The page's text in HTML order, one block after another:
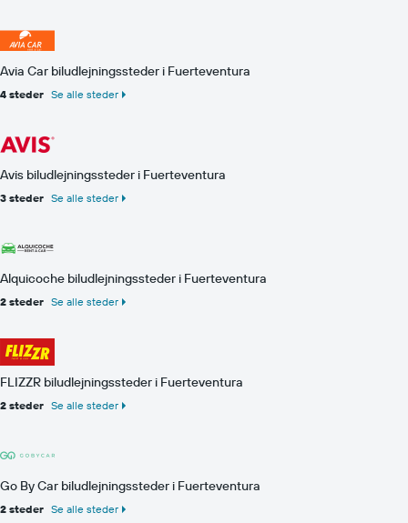
Avia Car biludlejningssteder i Fuerteventura
4 steder Se alle steder
Avis biludlejningssteder i Fuerteventura
3 steder Se alle steder
Alquicoche biludlejningssteder i Fuerteventura
2 steder Se alle steder
FLIZZR biludlejningssteder i Fuerteventura
2 steder Se alle steder
Go By Car biludlejningssteder i Fuerteventura
2 steder Se alle steder